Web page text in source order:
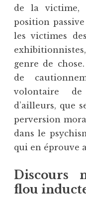
de la victime,
position
les victimes
genre de
de
volontaire
d’ailleurs, que
perversion
dans le
qui en éprouve
Discours
flou